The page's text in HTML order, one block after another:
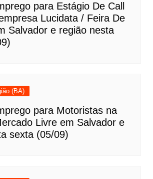
para Estágio De Call
Lucidata / Feira De
Salvador e região nesta
(BA)
para Motoristas na
Livre em Salvador e
sexta (05/09)